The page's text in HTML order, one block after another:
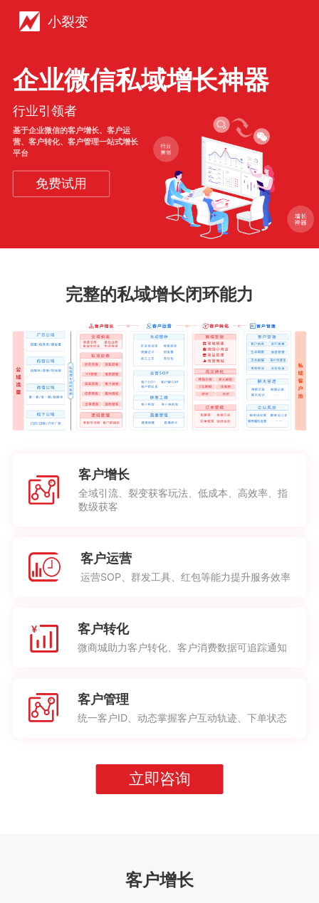
小裂变
企业微信私域增长神器
行业引领者
基于企业微信的客户增长、客户运
营、客户转化、客户管理一站式增长
平台
免费试用
完整的私域增长闭环能力
客户增长
全域引流、裂变获客玩法、低成本、高效率、指
数级获客
客户运营
运营SOP、群发工具、红包等能力提升服务效率
客户转化
微商城助力客户转化、客户消费数据可追踪通知
客户管理
统一客户ID、动态掌握客户互动轨迹、下单状态
立即咨询
客户增长